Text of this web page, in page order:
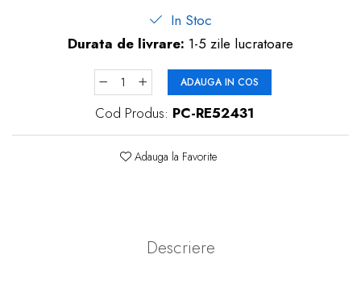
In Stoc
Durata de livrare: 1-5 zile lucratoare
ADAUGA IN COS
Cod Produs: PC-RE52431
Adauga la Favorite
Descriere